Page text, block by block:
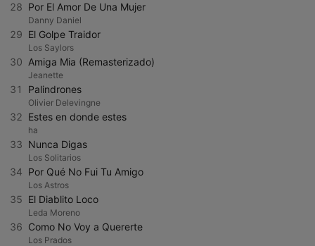
28 Por El Amor De Una Mujer
Danny Daniel
29 El Golpe Traidor
Los Saylors
30 Amiga Mia (Remasterizado)
Jeanette
31 Palindrones
Olivier Delevingne
32 Estes en donde estes
ha
33 Nunca Digas
Los Solitarios
34 Por Qué No Fui Tu Amigo
Los Astros
35 El Diablito Loco
Leda Moreno
36 Como No Voy a Quererte
Los Prados